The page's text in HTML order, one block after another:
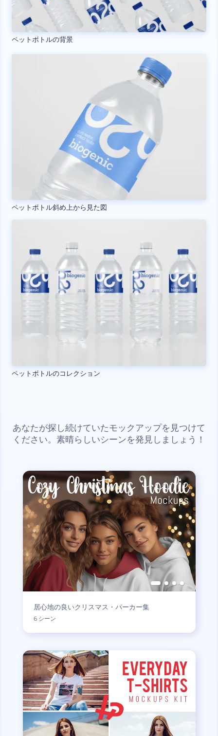
ペットボトルの背景
ペットボトル斜め上から見た図
ペットボトルのコレクション
あなたが探し続けていたモックアップを見つけて
ください。素晴らしいシーンを発見しましょう！
居心地の良いクリスマス・パーカー集
6 シーン